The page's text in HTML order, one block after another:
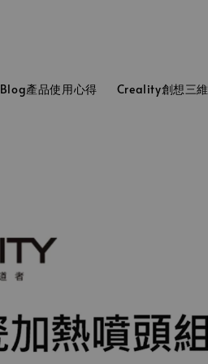
Blog產品使用心得 Creality創想三維